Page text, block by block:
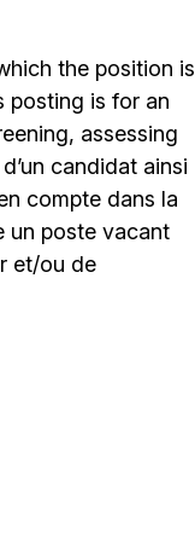
the position is
posting is for an
assessing
candidat ainsi
compte dans la
un poste vacant
et/ou de